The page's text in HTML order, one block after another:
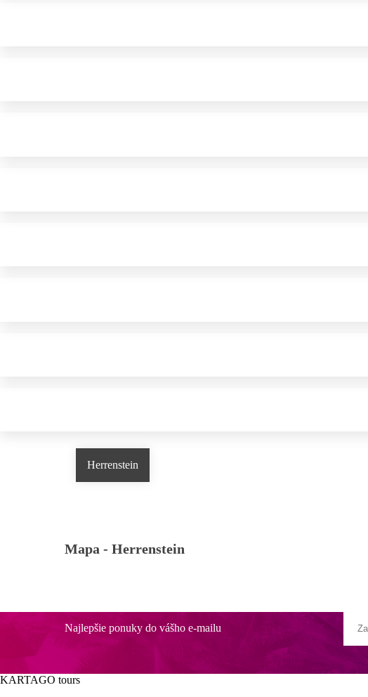
Herrenstein
Mapa - Herrenstein
Najlepšie ponuky do vášho e-mailu
KARTAGO tours